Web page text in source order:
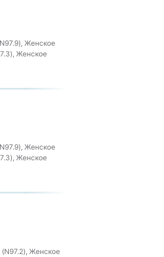
Женское
Женское
Женское
Женское
Женское